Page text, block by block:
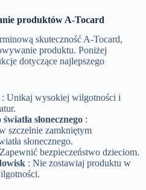
produktów A-Tocard
skuteczność A-Tocard,
produktu. Poniżej
dotyczące najlepszego
: Unikaj wysokiej wilgotności i
słonecznego :
szczelnie zamkniętym
słonecznego.
bezpieczeństwo dzieciom.
: Nie zostawiaj produktu w